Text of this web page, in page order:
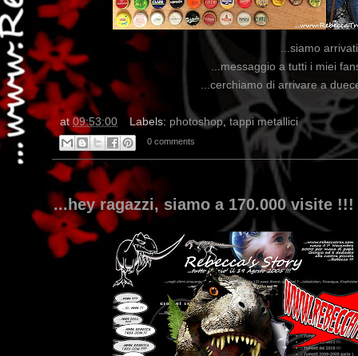
...siamo
...messaggio a tutti i miei
...cerchiamo di arrivare a
at 09:53:00 Labels: photoshop,tappi metallici
0 comments
...hey ragazzi, siamo a 170.000 visite !!!